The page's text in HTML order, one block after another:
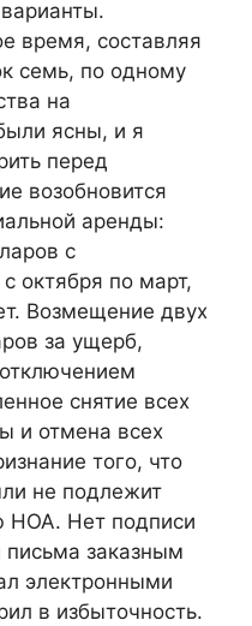
время, составляя
семь, по одному
на
ясны, и я
перед
возобновится
аренды:
с
октября по март,
Возмещение двух
за ущерб,
снятие всех
и отмена всех
того, что
не подлежит
HOA. Нет подписи
заказным
электронными
в избыточность.